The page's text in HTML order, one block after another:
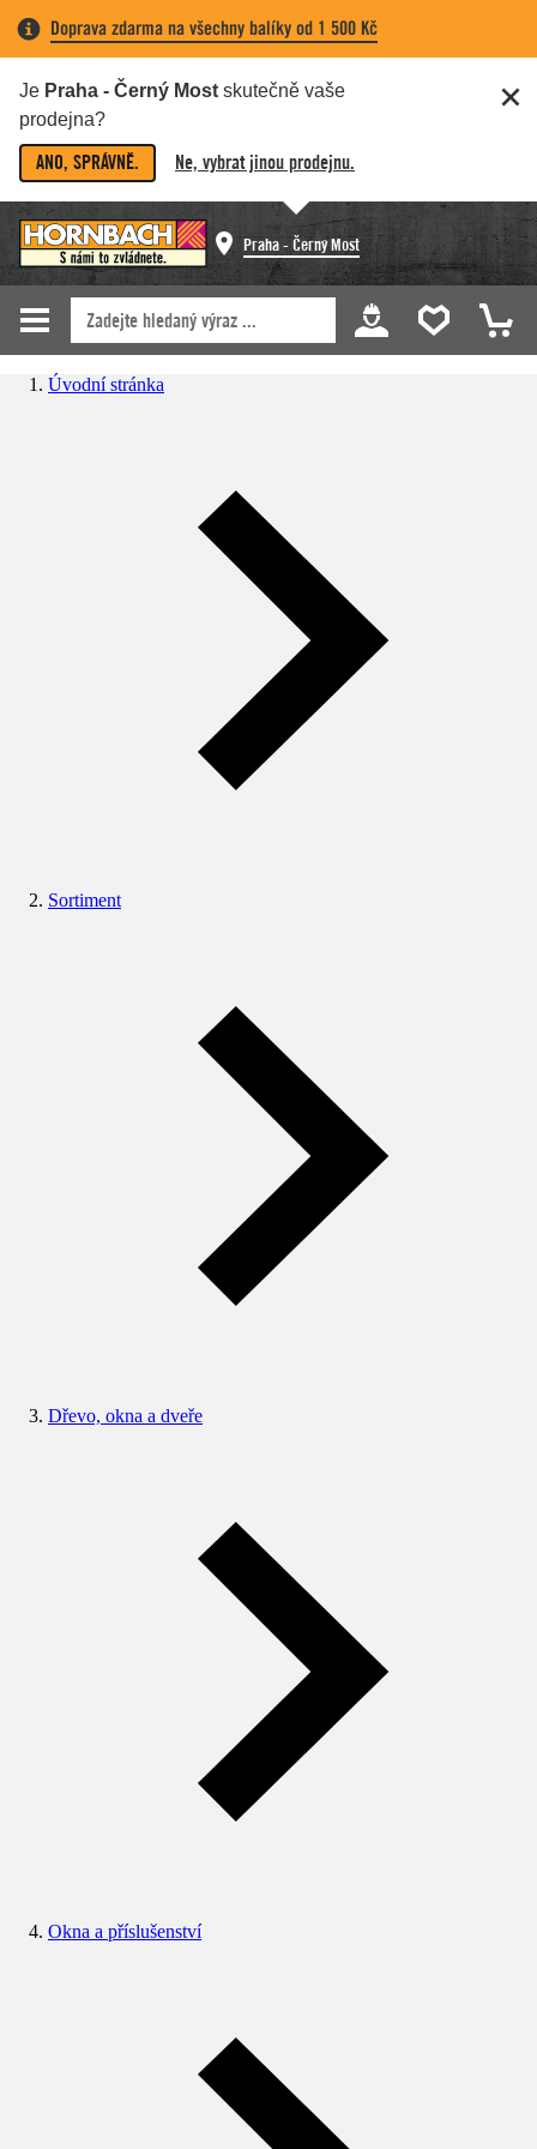
Doprava zdarma na všechny balíky od 1 500 Kč
Je Praha - Černý Most skutečně vaše
prodejna?
ANO, SPRÁVNĚ. Ne, vybrat jinou prodejnu.
Praha - Černý Most
Úvodní stránka
Sortiment
Dřevo, okna a dveře
Okna a příslušenství